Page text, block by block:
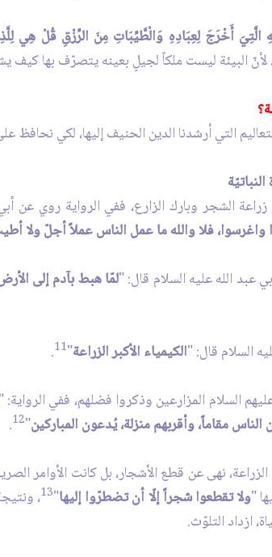
الَّتِيَ أَخْرَجَ لِعِبَادِهِ وَالْطَّيِّبَاتِ مِنَ الرِّزْقِ قُلْ هِي
لأنّ البيئة ليست ملكاً لجيلٍ بعينه يتصرّف بها كيف
التي أرشدنا الدين الحنيف إليها، لكي نحافظ
الشجر وبارك الزارع، ففي الرواية روي عن
واغرسوا، فلا والله ما عمل الناس عملاً أجلّ ولا
عبد الله عليه السلام قال: "لمّا هبط بآدم إلى
السلام قال: "الكيمياء الأكبر الزراعة"
11
.
السلام المزارعين وذكروا فضلهم، ففي الرواية:
مقاماً، وأقربهم منزلة، يُدعون المباركين"
12
.
نهى عن قطع الأشجار، بل كانت الأوامر
"ولا تقطعوا شجراً إلّا أن تضطرّوا إليها"
13،
ازداد التلوّث.